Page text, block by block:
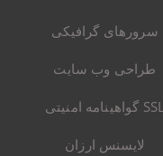
سرورهای گرافیکی
طراحی وب سایت
گواهینامه امنیتی SSL
لایسنس ارزان